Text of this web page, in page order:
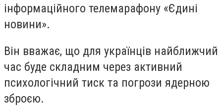
інформаційного телемарафону «Єдині
новини».
Він вважає, що для українців найближчий
час буде складним через активний
психологічний тиск та погрози ядерною
зброєю.